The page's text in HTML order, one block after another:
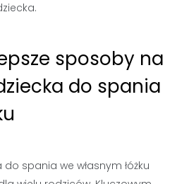
sposoby na
do spania
spania we własnym łóżku